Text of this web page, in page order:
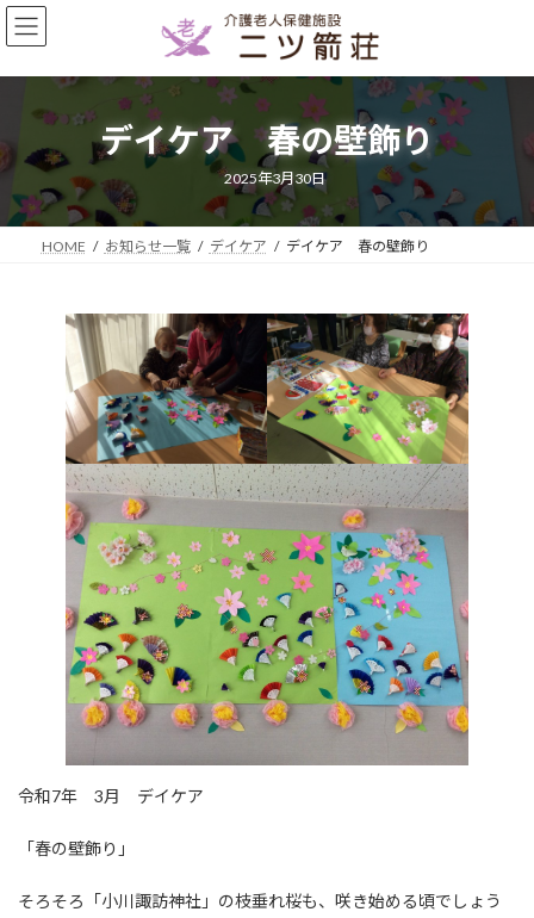
コ
ン
ン
ス
ッ
プ
ナ
ビ
ー
ン
移
動
デイケア 春の壁飾り
2025年3月30日
HOME お知らせ一覧 デイケア デイケア 春の壁飾り
令和7年 3月 デイケア
「春の壁飾り」
そろそろ「小川諏訪神社」の枝垂れ桜も、咲き始める頃でしょう